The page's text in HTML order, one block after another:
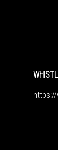
https://